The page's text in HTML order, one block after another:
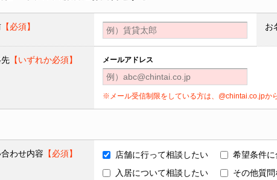
【必須】 お
【いずれか必須】 メールアドレス
※メール受信制限をしている方は、@chintai.co.jpか
わせ内容 【必須】 店舗に行って相談したい
希望条件
入居について相談したい
その他質